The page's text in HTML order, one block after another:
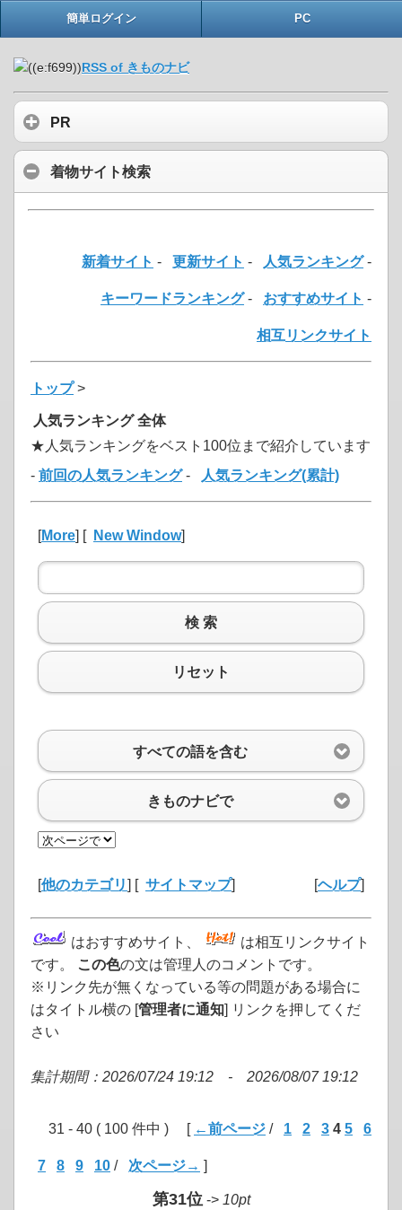
簡単ログイン PC
RSS of きものナビ
PR
着物サイト検索
新着サイト - 更新サイト - 人気ランキング-
キーワードランキング- おすすめサイト -
相互リンクサイト
トップ>
人気ランキング 全体
★人気ランキングをベスト100位まで紹介しています
- 前回の人気ランキング- 人気ランキング(累計)
[More] [ New Window]
検 索
リセット
すべての語を含む
きものナビで
[他のカテゴリ] [ サイトマップ] [ヘルプ]
はおすすめサイト、
は相互リンクサイト
です。
この色の文は管理人のコメントです。
※リンク先が無くなっている等の問題がある場合に
はタイトル横の [管理者に通知] リンクを押してくだ
さい
集計期間：2026/07/24 19:12 - 2026/08/07 19:12
31 - 40 ( 100 件中 ) [ ←前ページ / 1 2 3 4 5 6
7 8 9 10 / 次ページ→ ]
第31位-> 10pt